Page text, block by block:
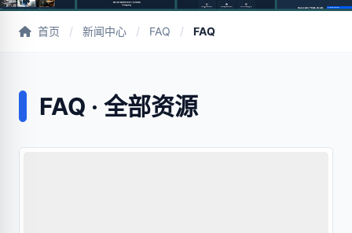
首页 / 新闻中心 / FAQ / FAQ
FAQ · 全部资源